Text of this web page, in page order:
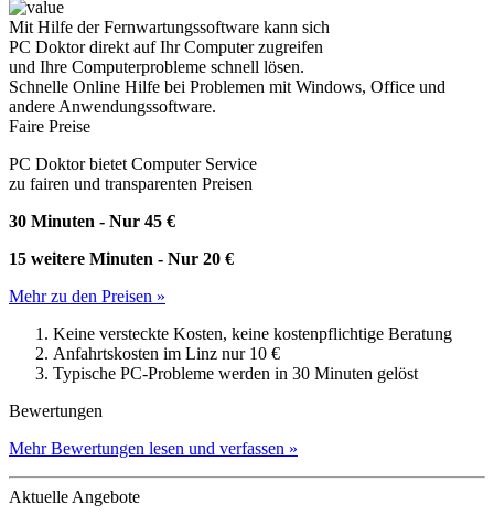
Mit Hilfe der Fernwartungssoftware kann sich
PC Doktor direkt auf Ihr Computer zugreifen
und Ihre Computerprobleme schnell lösen.
Schnelle Online Hilfe bei Problemen mit Windows, Office und
andere Anwendungssoftware.
Faire Preise
PC Doktor bietet Computer Service
zu fairen und transparenten Preisen
30 Minuten - Nur 45 €
15 weitere Minuten - Nur 20 €
Mehr zu den Preisen »
Keine versteckte Kosten, keine kostenpflichtige Beratung
Anfahrtskosten im Linz nur 10 €
Typische PC-Probleme werden in 30 Minuten gelöst
Bewertungen
Mehr Bewertungen lesen und verfassen »
Aktuelle Angebote